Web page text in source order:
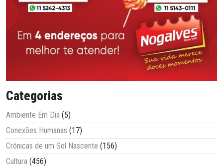
Categorias
Ambiente Em Dia (5)
Conexões Humanas (17)
Crônicas de um Sol Nascente (156)
Cultura (456)